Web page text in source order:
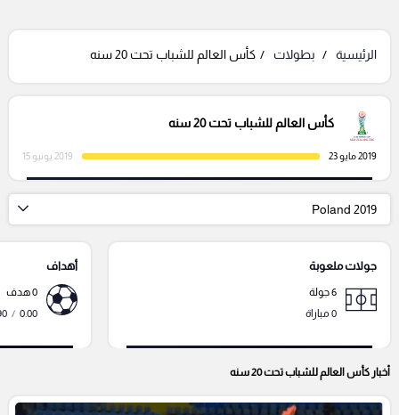
الرئيسية بطولات كأس العالم للشباب تحت 20 سنه
كأس العالم للشباب تحت 20 سنه
2019 Poland
2019 مايو 23 2019 يونيو 15
جولات ملعوبة
6 جولة
0 مباراة
أهداف
0 هدف
0.00
/
90
أخبار كأس العالم للشباب تحت 20 سنه